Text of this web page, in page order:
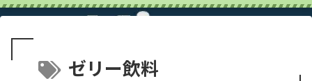
ゼリー飲料